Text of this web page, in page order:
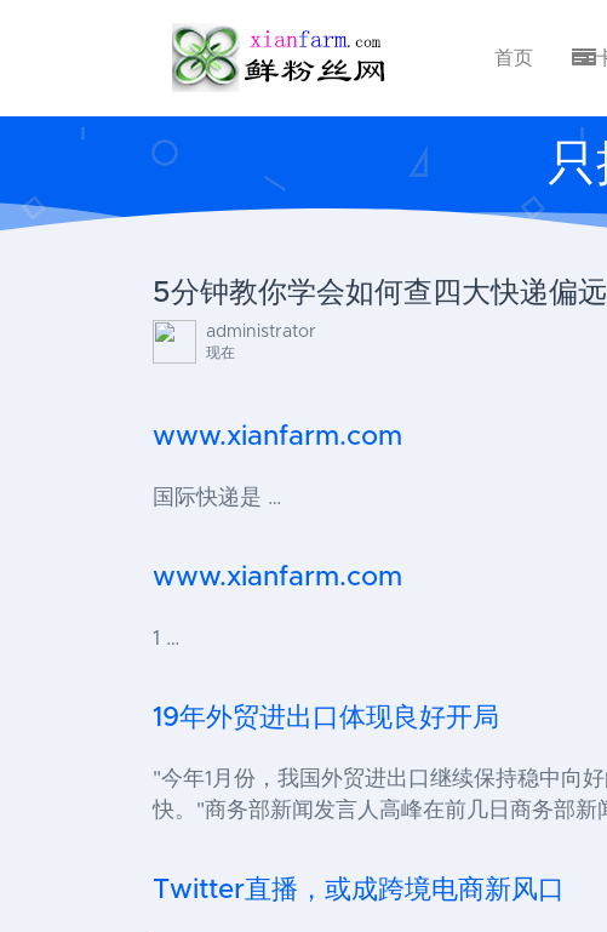
首页
5分钟教你学会如何查四大快递偏
administrator
现在
www.xianfarm.com
国际快递是 …
www.xianfarm.com
1 …
19年外贸进出口体现良好开局
"今年1月份，我国外贸进出口继续保持稳中向
快。"商务部新闻发言人高峰在前几日商务部新
Twitter直播，或成跨境电商新风口